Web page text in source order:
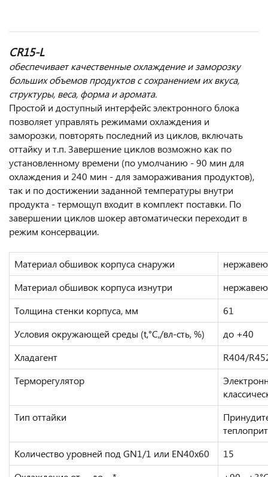
CR15-L
обеспечивает качественные охлаждение и заморозку
больших объемов продуктов с сохранением их вкуса,
структуры, веса, форма и аромата.
Простой и доступный интерфейс электронного блока
позволяет управлять режимами охлаждения и
заморозки, повторять последний из циклов, включать
оттайку и т.п. Завершение циклов возможно как по
установленному времени (по умолчанию - 90 мин для
охлаждения и 240 мин - для замораживания продуктов),
так и по достижении заданной температуры внутри
продукта - термощуп входит в комплект поставки. По
завершении циклов шокер автоматически переходит в
режим консервации.
Материал обшивок корпуса снаружи
Материал обшивок корпуса изнутри
Толщина стенки корпуса, мм
61
Условия окружающей среды (t,°C,/вл-сть, %)
до +40
Хладагент
R404/
Терморегулятор
Тип оттайки
Количество уровней под GN1/1 или EN40x60
15